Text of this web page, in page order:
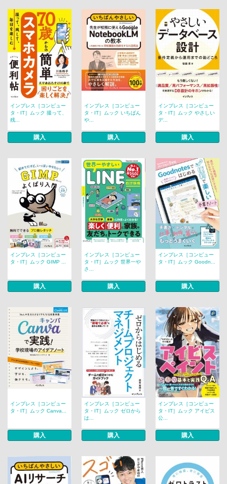
インプレス［コンピュー
タ・IT］ムック 撮って、
残...
購入
インプレス［コンピュー
タ・IT］ムック いちばん
や...
購入
インプレス［コンピュー
タ・IT］ムック やさしい
デ...
購入
インプレス［コンピュー
タ・IT］ムック GIMP ...
購入
インプレス［コンピュー
タ・IT］ムック 世界一や
さ...
購入
インプレス［コンピュー
タ・IT］ムック Goodn...
購入
インプレス［コンピュー
タ・IT］ムック Canva...
購入
インプレス［コンピュー
タ・IT］ムック ゼロから
は...
購入
インプレス［コンピュー
タ・IT］ムック アイビス
公...
購入